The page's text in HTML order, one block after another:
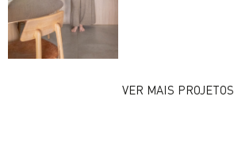
VER MAIS PROJETOS